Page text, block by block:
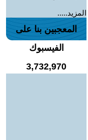
المزيد.....
المعجبين بنا على
الفيسبوك
3,732,970